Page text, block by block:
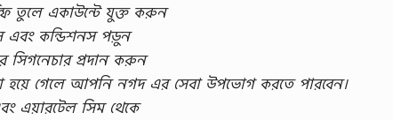
তুলে একাউন্টে যুক্ত করুন
এবং কন্ডিশনস পড়ুন
প্রদান করুন
হয়ে গেলে আপনি নগদ এর সেবা উপভোগ করতে পারবেন।
এয়ারটেল সিম থেকে